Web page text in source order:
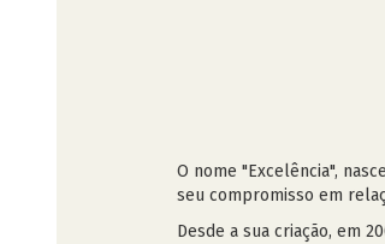
O nome "Excelência",
seu compromisso em
Desde a sua criação, em